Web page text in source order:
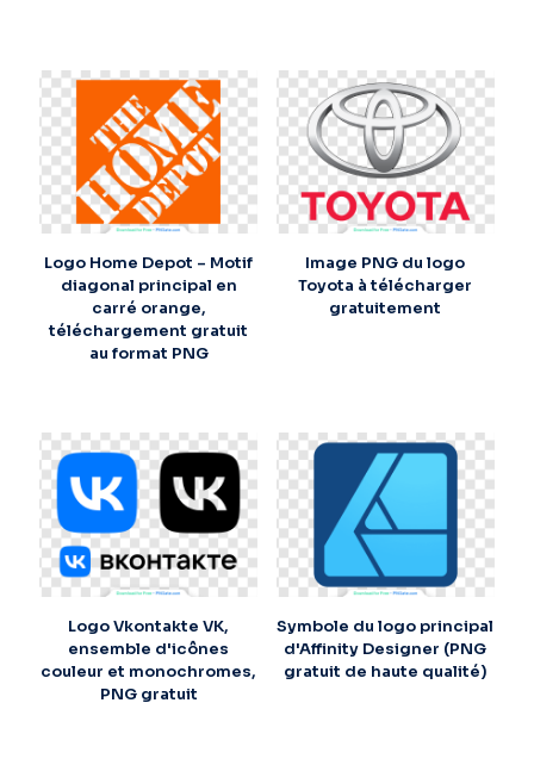
Logo Home Depot – Motif
diagonal principal en
carré orange,
téléchargement gratuit
au format PNG
Image PNG du logo
Toyota à télécharger
gratuitement
Logo Vkontakte VK,
ensemble d'icônes
couleur et monochromes,
PNG gratuit
Symbole du logo principal
d'Affinity Designer (PNG
gratuit de haute qualité)